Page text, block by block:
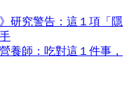
研究警告：這１項「隱
養師：吃對這１件事，